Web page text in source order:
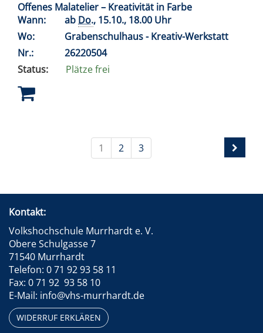
Offenes Malatelier – Kreativität in Farbe
Wann:
ab Do., 15.10., 18.00 Uhr
Wo:
Grabenschulhaus - Kreativ-Werkstatt
Nr.:
26220504
Status:
Plätze frei
1 2 3
Kontakt:
Volkshochschule Murrhardt e. V.
Obere Schulgasse 7
71540 Murrhardt
Telefon: 0 71 92 93 58 11
Fax: 0 71 92 93 58 10
E-Mail: info@vhs-murrhardt.de
WIDERRUF ERKLÄREN